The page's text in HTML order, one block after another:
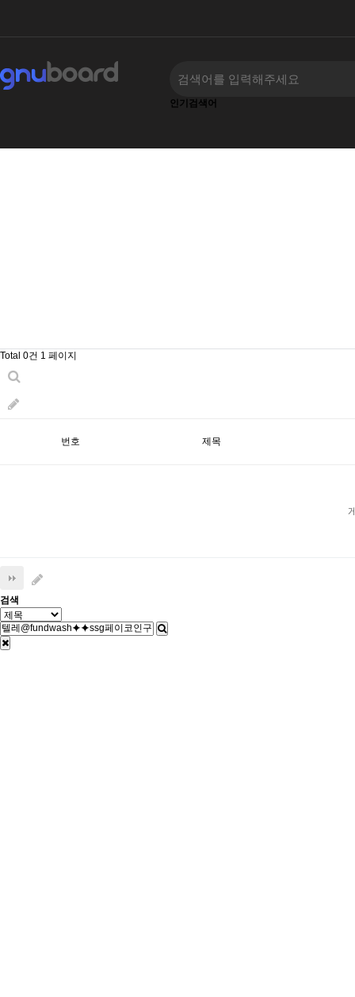
인기검색어
Total 0건 1 페이지
번호 제목
검색